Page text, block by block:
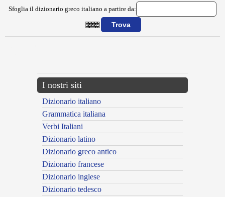
Sfoglia il dizionario greco italiano a partire da:
I nostri siti
Dizionario italiano
Grammatica italiana
Verbi Italiani
Dizionario latino
Dizionario greco antico
Dizionario francese
Dizionario inglese
Dizionario tedesco